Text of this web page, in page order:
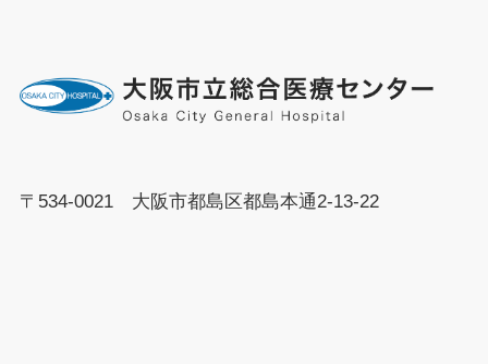
〒534-0021 大阪市都島区都島本通2-13-22